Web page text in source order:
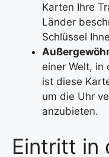
Karten Ihre
Länder
Schlüssel
einer Welt, in
ist diese
um die Uhr
anzubieten.
Eintritt in